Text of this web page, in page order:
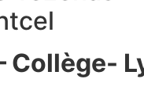
Collège-